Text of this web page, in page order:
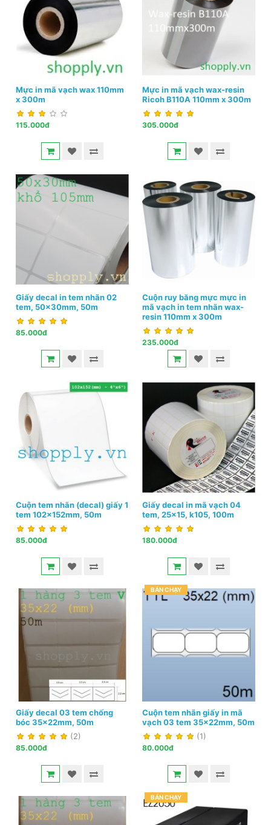
Mực in mã vạch wax 110mm
x 300m
115.000đ
Mực in mã vạch wax-resin
Ricoh B110A 110mm x 300m
305.000đ
Giấy decal in tem nhãn 02
tem, 50x30mm, 50m
85.000đ
Cuộn ruy băng mực mực in
mã vạch in tem nhãn wax-
resin 110mm x 300m
235.000đ
Cuộn tem nhãn (decal) giấy 1
tem 102x152mm, 50m
85.000đ
Giấy decal in mã vạch 04
tem, 25x15, k105, 100m
180.000đ
Giấy decal 03 tem chống
bóc 35x22mm, 50m
(2)
85.000đ
BÁN CHẠY
Cuộn tem nhãn giấy in mã
vạch 03 tem 35x22mm, 50m
(1)
80.000đ
BÁN CHẠY